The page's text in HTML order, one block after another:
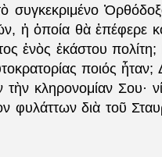
ἡ ὁποία θὰ ἐπέφερε
ἑνὸς ἑκάστου
ποιός ἦταν;
τὴν κληρονομίαν Σου·
φυλάττων διὰ τοῦ